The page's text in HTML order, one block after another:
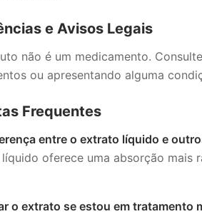
e Avisos Legais
não é um medicamento.
ou apresentando alguma
Frequentes
entre o extrato líquido e
oferece uma absorção
o extrato se estou em tratamento